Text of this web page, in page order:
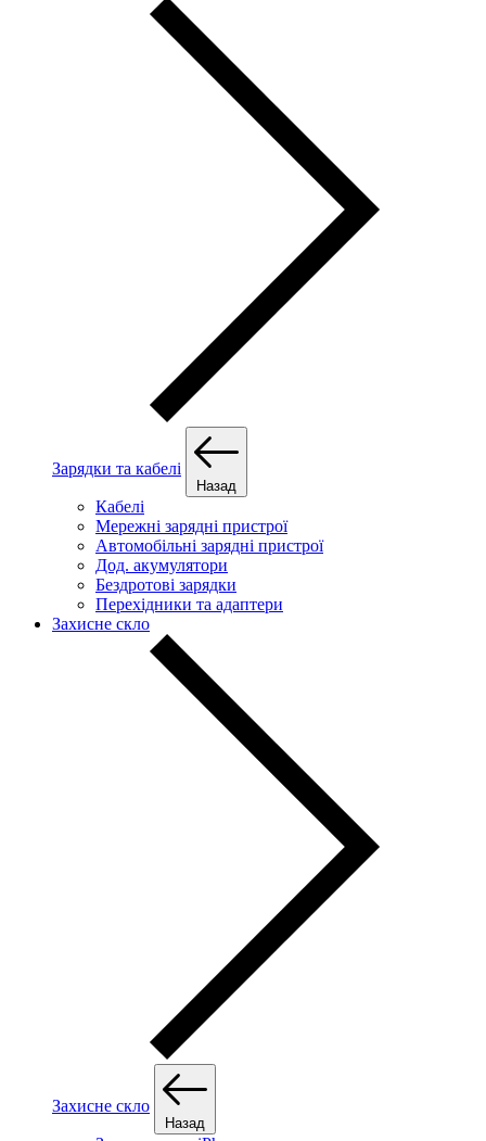
Зарядки та кабелі
Назад
Кабелі
Мережні зарядні пристрої
Автомобільні зарядні пристрої
Дод. акумулятори
Бездротові зарядки
Перехідники та адаптери
Захисне скло
Захисне скло
Назад